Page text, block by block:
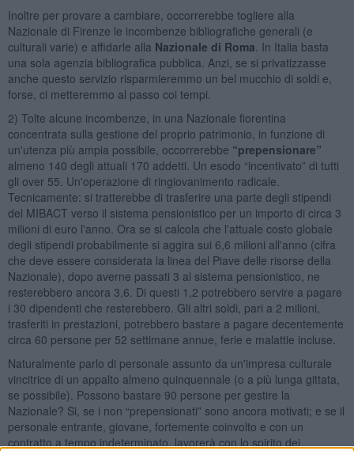
Inoltre per provare a cambiare, occorrerebbe togliere alla
Nazionale di Firenze le incombenze bibliografiche generali (e
culturali varie) e affidarle alla Nazionale di Roma . In Italia basta
una sola agenzia bibliografica pubblica. Anzi, se si privatizzasse
anche questo servizio risparmieremmo un bel mucchio di soldi e,
forse, ci metteremmo al passo coi tempi.
2) Tolte alcune incombenze, in una Nazionale fiorentina
concentrata sulla gestione del proprio patrimonio, in funzione di
un'utenza più ampia possibile, occorrerebbe “prepensionare”
almeno 140 degli attuali 170 addetti. Un esodo “incentivato” di tutti
gli over 55. Un'operazione di ringiovanimento radicale.
Tecnicamente: si tratterebbe di trasferire una parte degli stipendi
del MIBACT verso il sistema pensionistico per un importo di circa 3
milioni di euro l'anno. Ora se si calcola che l'attuale costo globale
degli stipendi probabilmente si aggira sui 6,6 milioni all'anno (cifra
che deve essere considerata la linea del Piave delle risorse della
Nazionale), dopo averne passati 3 al sistema pensionistico, ne
resterebbero ancora 3,6. Di questi 1,2 potrebbero servire a pagare
i 30 dipendenti che resterebbero. Gli altri soldi, pari a 2 milioni,
trasferiti in prestazioni, potrebbero bastare a pagare decentemente
circa 60 persone per 52 settimane annue, ferie e malattie incluse.
Naturalmente parlo di personale assunto da un'impresa culturale
vincitrice di un appalto almeno quinquennale (o a più lunga gittata,
se possibile). Possono bastare 90 persone per gestire la
Nazionale? Si, se i non “prepensionati” sono ancora motivati; e se il
personale entrante, giovane, fortemente coinvolto e con un
contratto a tempo indeterminato, lavorerà con lo spirito dei